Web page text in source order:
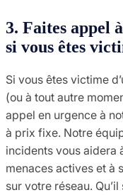
3. Faites appel
si vous êtes
Si vous êtes victime
(ou à tout autre
appel en urgence à
à prix fixe. Notre
incidents vous aidera
menaces actives et à
sur votre réseau. Qu’il